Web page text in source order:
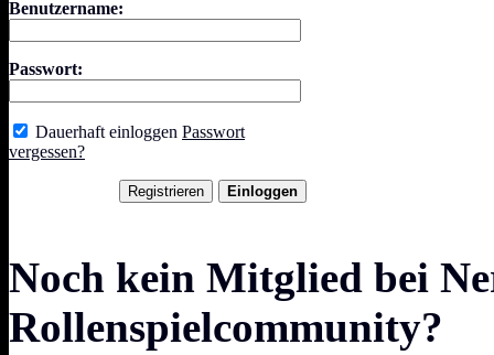
Benutzername:
Passwort:
Dauerhaft einloggen Passwort
vergessen?
Noch kein Mitglied bei
Rollenspielcommunity?